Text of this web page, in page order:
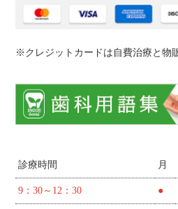
※クレジットカードは自費治療と物
診療時間 月
9：30～12：30 ●